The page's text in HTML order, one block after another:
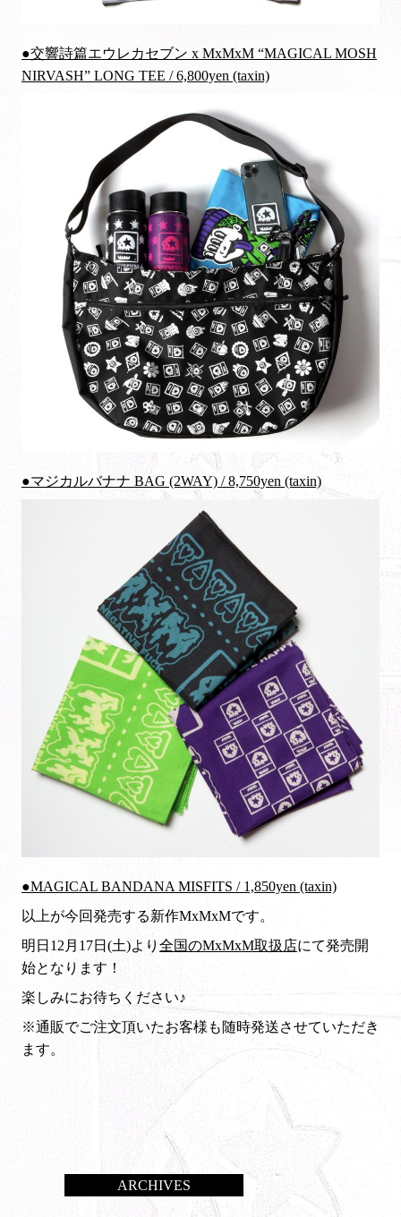
●交響詩篇エウレカセブン x MxMxM “MAGICAL MOSH
NIRVASH” LONG TEE / 6,800yen (taxin)
●マジカルバナナ BAG (2WAY) / 8,750yen (taxin)
●MAGICAL BANDANA MISFITS / 1,850yen (taxin)
以上が今回発売する新作MxMxMです。
明日12月17日(土)より 全国のMxMxM取扱店にて発売開
始となります！
楽しみにお待ちください♪
※通販でご注文頂いたお客様も随時発送させていただき
ます。
ARCHIVES